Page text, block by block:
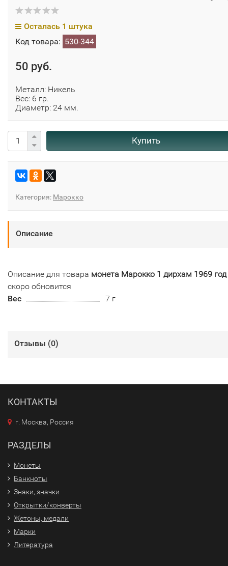
Осталась 1 штука
Код товара: 530-344
50 руб.
Металл: Никель
Вес: 6 гр.
Диаметр: 24 мм.
Купить
Категория: Марокко
Описание
Описание для товара монета Марокко 1 дирхам 1969 год
скоро обновится
Вес
7 г
Отзывы (0)
КОНТАКТЫ
г. Москва, Россия
РАЗДЕЛЫ
Монеты
Банкноты
Знаки, значки
Открытки/конверты
Жетоны, медали
Марки
Литература